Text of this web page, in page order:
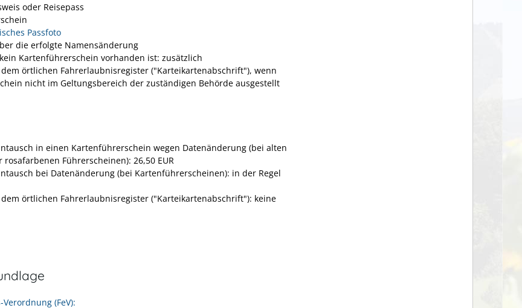
oder Reisepass
Passfoto
die erfolgte Namensänderung
Kartenführerschein vorhanden ist: zusätzlich
dem örtlichen Fahrerlaubnisregister ("Karteikartenabschrift"), wenn
nicht im Geltungsbereich der zuständigen Behörde ausgestellt
in einen Kartenführerschein wegen Datenänderung (bei alten
rosafarbenen Führerscheinen): 26,50 EUR
bei Datenänderung (bei Kartenführerscheinen): in der Regel
dem örtlichen Fahrerlaubnisregister ("Karteikartenabschrift"): keine
(FeV):